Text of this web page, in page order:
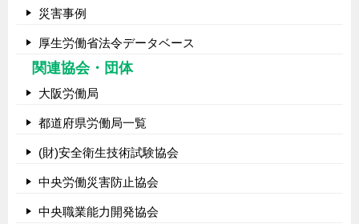
災害事例
厚生労働省法令データベース
関連協会・団体
大阪労働局
都道府県労働局一覧
(財)安全衛生技術試験協会
中央労働災害防止協会
中央職業能力開発協会